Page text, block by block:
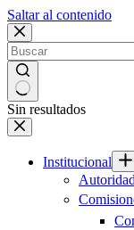
Saltar al contenido
Sin resultados
Institucional